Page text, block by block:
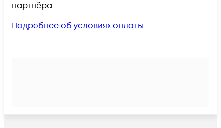
партнёра.
Подробнее об условиях оплаты